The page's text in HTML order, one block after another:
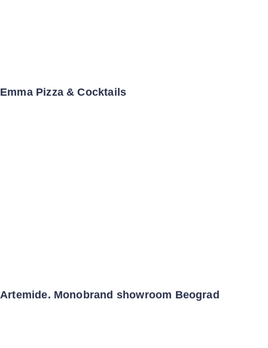
Emma Pizza & Cocktails
Artemide. Monobrand showroom Beograd